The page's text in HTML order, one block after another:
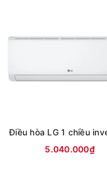
5.040.000₫